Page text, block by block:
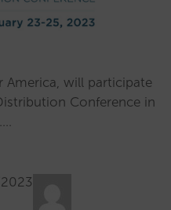
America, will participate
Conference in